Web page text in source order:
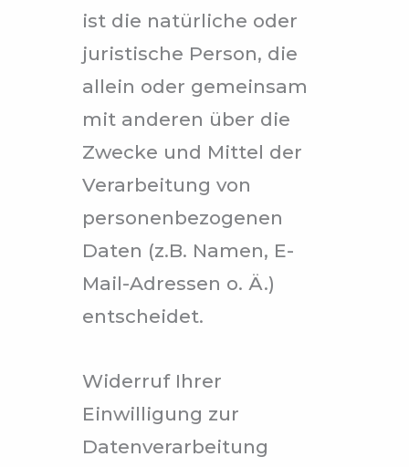
ist die natürliche oder
juristische Person, die
allein oder gemeinsam
mit anderen über die
Zwecke und Mittel der
Verarbeitung von
personenbezogenen
Daten (z.B. Namen, E-
Mail-Adressen o. Ä.)
entscheidet.
Widerruf Ihrer
Einwilligung zur
Datenverarbeitung